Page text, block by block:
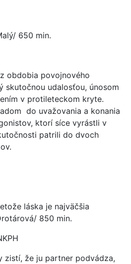
650 min.
obdobia povojnového
skutočnou udalosťou, únosom
v protileteckom kryte.
do uvažovania a konania
ktorí síce vyrástli v
patrili do dvoch
láska je najväčšia
850 min.
zistí, že ju partner podvádza,